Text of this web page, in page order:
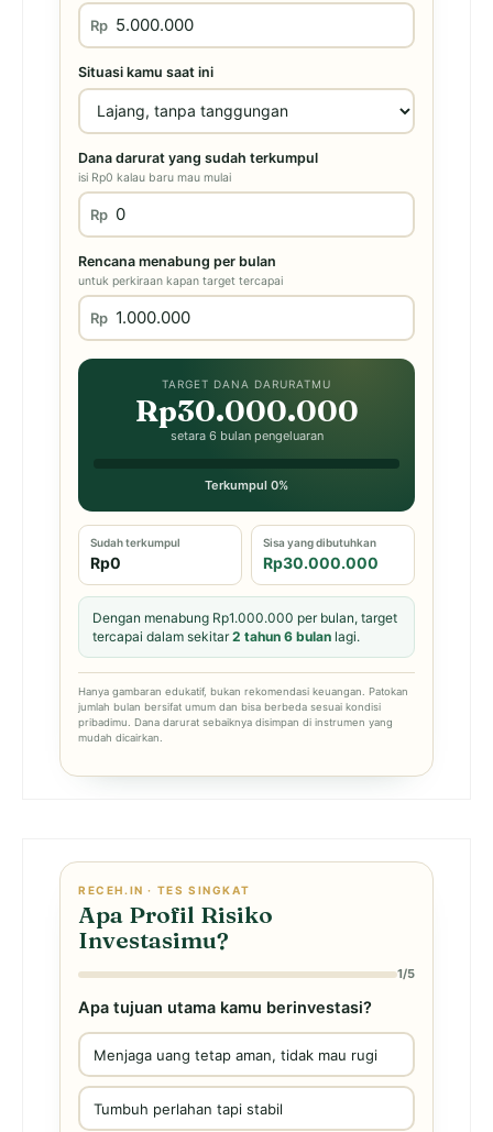
Rp
Situasi kamu saat ini
Dana darurat yang sudah terkumpul
isi Rp0 kalau baru mau mulai
Rp
Rencana menabung per bulan
untuk perkiraan kapan target tercapai
Rp
TARGET DANA DARURATMU
Rp30.000.000
setara 6 bulan pengeluaran
Terkumpul 0%
Sudah terkumpul
Rp0
Sisa yang dibutuhkan
Rp30.000.000
Dengan menabung Rp1.000.000 per bulan, target
tercapai dalam sekitar2 tahun 6 bulan lagi.
Hanya gambaran edukatif, bukan rekomendasi keuangan. Patokan
jumlah bulan bersifat umum dan bisa berbeda sesuai kondisi
pribadimu. Dana darurat sebaiknya disimpan di instrumen yang
mudah dicairkan.
RECEH.IN · TES SINGKAT
Apa Profil Risiko
Investasimu?
1/5
Apa tujuan utama kamu berinvestasi?
Menjaga uang tetap aman, tidak mau rugi
Tumbuh perlahan tapi stabil